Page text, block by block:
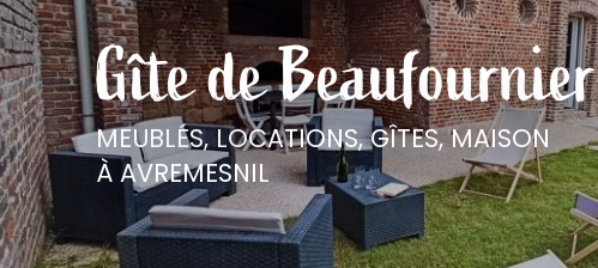
Gîte de Beaufournier
MEUBLÉS, LOCATIONS, GÎTES,MAISON
À AVREMESNIL